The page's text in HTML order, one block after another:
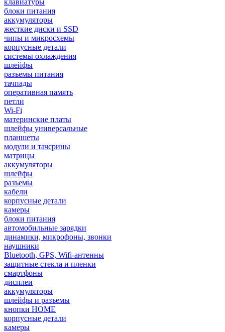
блоки питания
аккумуляторы
жесткие диски и SSD
чипы и микросхемы
корпусные детали
системы охлаждения
шлейфы
разъемы питания
тачпады
оперативная память
петли
Wi-Fi
материнские платы
шлейфы универсальные
планшеты
модули и тачсрины
матрицы
аккумуляторы
шлейфы
разъемы
кабели
корпусные детали
камеры
блоки питания
автомобильные зарядки
динамики, микрофоны, звонки
наушники
Bluetooth, GPS, Wifi-антенны
защитные стекла и пленки
смартфоны
дисплеи
аккумуляторы
шлейфы и разъемы
кнопки HOME
корпусные детали
камеры